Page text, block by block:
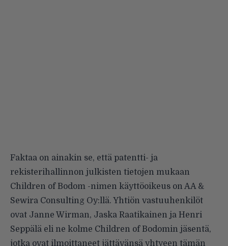
Faktaa on ainakin se, että patentti- ja
rekisterihallinnon julkisten tietojen mukaan
Children of Bodom -nimen käyttöoikeus on AA &
Sewira Consulting Oy:llä. Yhtiön vastuuhenkilöt
ovat Janne Wirman, Jaska Raatikainen ja Henri
Seppälä eli ne kolme Children of Bodomin jäsentä,
jotka ovat ilmoittaneet jättävänsä yhtyeen tämän